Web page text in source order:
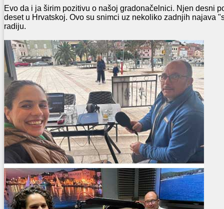
Evo da i ja širim pozitivu o našoj gradonačelnici. Njen desni
deset u Hrvatskoj. Ovo su snimci uz nekoliko zadnjih najava
radiju.